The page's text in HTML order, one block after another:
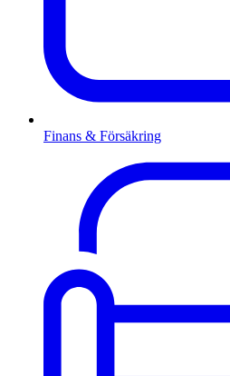
Finans & Försäkring